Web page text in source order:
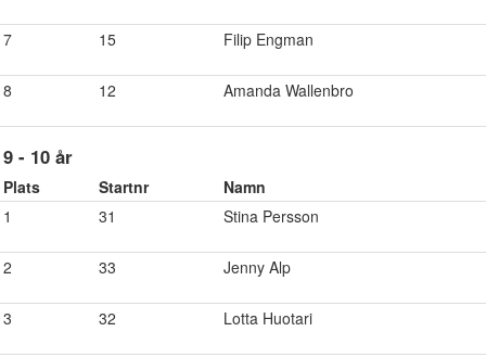
7 15 Filip Engman
8 12 Amanda Wallenbro
9 - 10 år
Plats Startnr
Namn
1
31 Stina Persson
2 33 Jenny Alp
3 32 Lotta Huotari